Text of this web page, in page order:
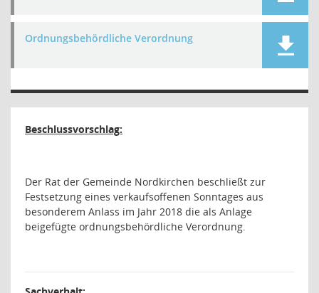
Ordnungsbehördliche Verordnung
Beschlussvorschlag:
Der Rat der Gemeinde Nordkirchen beschließt zur
Festsetzung eines verkaufsoffenen Sonntages aus
besonderem Anlass im Jahr 2018 die als Anlage
beigefügte ordnungsbehördliche Verordnung.